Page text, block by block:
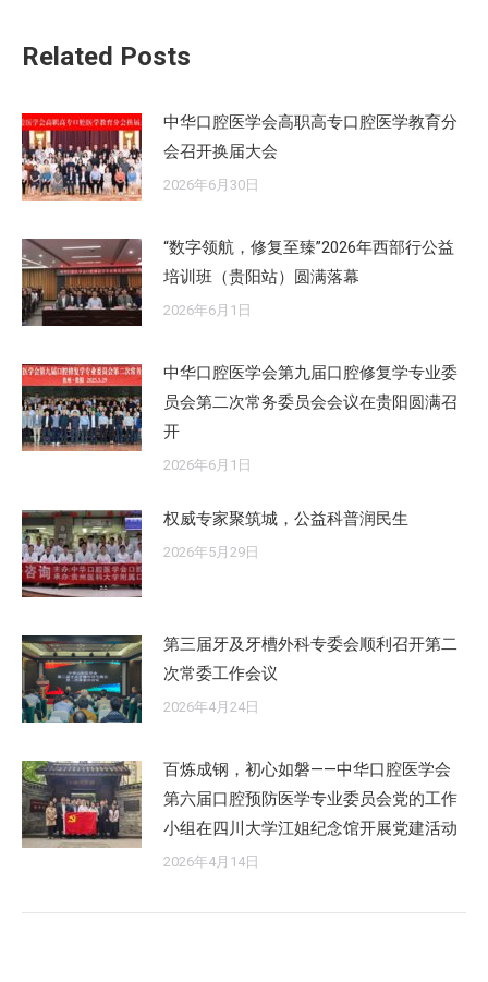
Related Posts
中华口腔医学会高职高专口腔医学教育分
会召开换届大会
2026年6月30日
“数字领航，修复至臻”2026年西部行公益
培训班（贵阳站）圆满落幕
2026年6月1日
中华口腔医学会第九届口腔修复学专业委
员会第二次常务委员会会议在贵阳圆满召
开
2026年6月1日
权威专家聚筑城，公益科普润民生
2026年5月29日
第三届牙及牙槽外科专委会顺利召开第二
次常委工作会议
2026年4月24日
百炼成钢，初心如磐——中华口腔医学会
第六届口腔预防医学专业委员会党的工作
小组在四川大学江姐纪念馆开展党建活动
2026年4月14日